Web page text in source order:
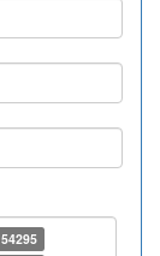
54295